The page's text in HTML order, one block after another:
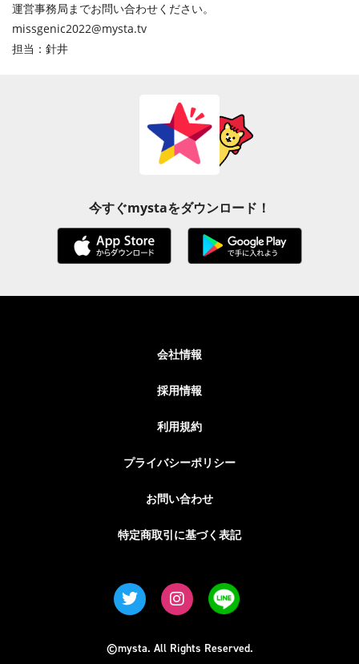
運営事務局までお問い合わせください。
missgenic2022@mysta.tv
担当：針井
今すぐmystaをダウンロード！
会社情報
採用情報
利用規約
プライバシーポリシー
お問い合わせ
特定商取引に基づく表記
©mysta. All Rights Reserved.